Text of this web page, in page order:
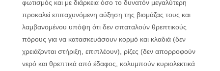
φωτισμός και με διάρκεια όσο το δυνατόν μεγαλύτερη
προκαλεί επιταχυνόμενη αύξηση της βιομάζας τους και
λαμβανομένου υπόψη ότι δεν σπαταλούν θρεπτικούς
πόρους για να κατασκευάσουν κορμό και κλαδιά (δεν
χρειάζονται στήριξη, επιπλέουν), ρίζες (δεν απορροφούν
νερό και θρεπτικά από έδαφος, κολυμπούν κυριολεκτικά